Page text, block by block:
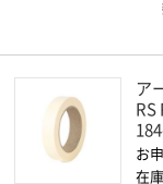
ア
お
在庫